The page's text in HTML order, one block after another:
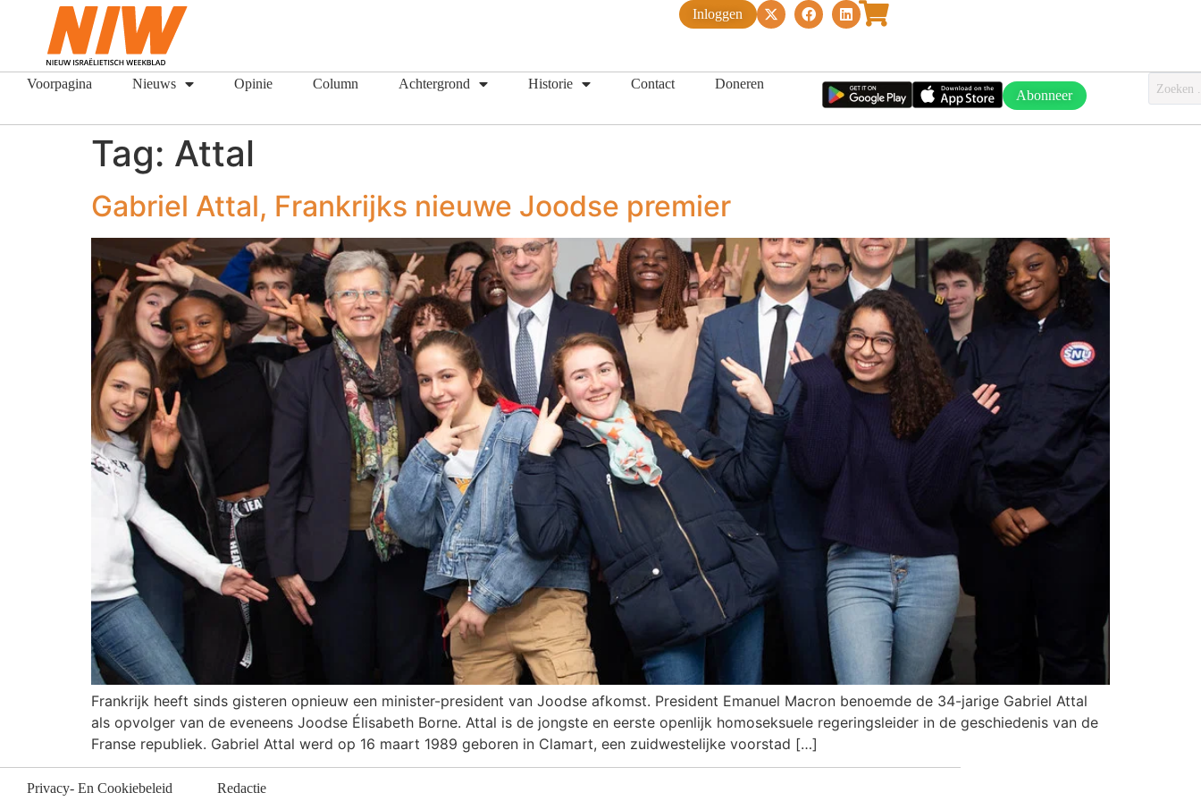
Inloggen
Voorpagina Nieuws Opinie Column Achtergrond Historie Contact Doneren
Abonneer
Tag: Attal
Gabriel Attal, Frankrijks nieuwe Joodse premier
Frankrijk heeft sinds gisteren opnieuw een minister-president van Joodse afkomst. President Emanuel Macron benoemde de 34-jarige Gabriel Attal
als opvolger van de eveneens Joodse Élisabeth Borne. Attal is de jongste en eerste openlijk homoseksuele regeringsleider in de geschiedenis van de
Franse republiek. Gabriel Attal werd op 16 maart 1989 geboren in Clamart, een zuidwestelijke voorstad […]
Privacy- En Cookiebeleid Redactie